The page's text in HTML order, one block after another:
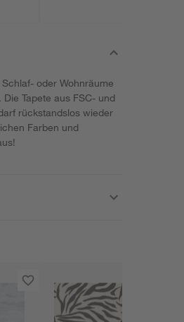
oder Wohnräume
Tapete aus FSC- und
rückstandslos wieder
Farben und